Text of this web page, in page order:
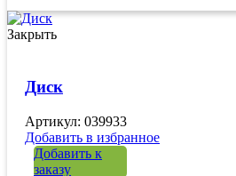
Закрыть
Диск
Артикул: 039933
Добавить в избранное
Добавить к
заказу